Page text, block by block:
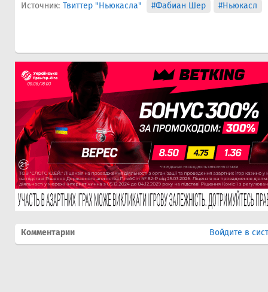
Источник: Твиттер "Ньюкасла" #Фабиан Шер #Ньюкасл
Комментарии Войдите в